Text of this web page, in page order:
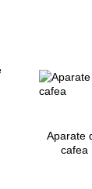
Aparate
cafea